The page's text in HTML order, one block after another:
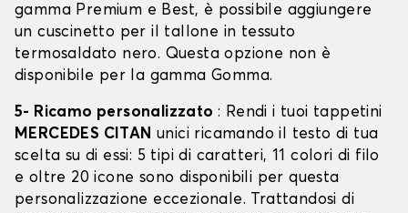
gamma Premium e Best, è possibile aggiungere
un cuscinetto per il tallone in tessuto
termosaldato nero. Questa opzione non è
disponibile per la gamma Gomma.
5- Ricamo personalizzato : Rendi i tuoi tappetini
MERCEDES CITAN unici ricamando il testo di tua
scelta su di essi: 5 tipi di caratteri, 11 colori di filo
e oltre 20 icone sono disponibili per questa
personalizzazione eccezionale. Trattandosi di